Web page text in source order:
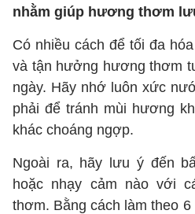
nhằm giúp hương thơm
Có nhiều cách để tối đa
và tận hưởng hương thơm
ngày. Hãy nhớ luôn xức
phải để tránh mùi hương
khác choáng ngợp.
Ngoài ra, hãy lưu ý đến
hoặc nhạy cảm nào với
thơm. Bằng cách làm theo